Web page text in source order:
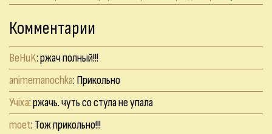
Комментарии
BeHuK: ржач полный!!!
animemanochka: Прикольно
Учixa: ржачь. чуть со стула не упала
moet: Тож прикольно!!!